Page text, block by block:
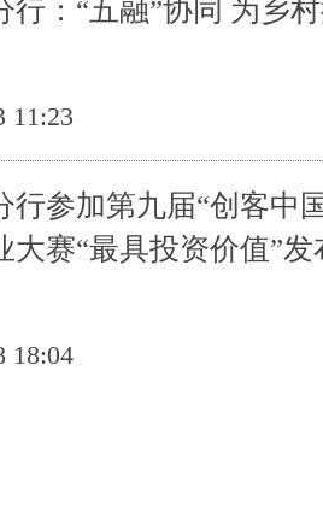
行：“五融”协同 为乡
11:23
行参加第九届“创客中
大赛“最具投资价值”
18:04